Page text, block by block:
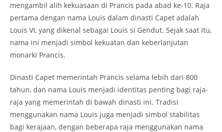
mengambil alih kekuasaan di Prancis pada abad ke-10. Raja
pertama dengan nama Louis dalam dinasti Capet adalah
Louis VI, yang dikenal sebagai Louis si Gendut. Sejak saat itu,
nama ini menjadi simbol kekuatan dan keberlanjutan
monarki Prancis.
Dinasti Capet memerintah Prancis selama lebih dari 800
tahun, dan nama Louis menjadi identitas penting bagi raja-
raja yang memerintah di bawah dinasti ini. Tradisi
menggunakan nama Louis juga menjadi simbol stabilitas
bagi kerajaan, dengan beberapa raja menggunakan nama